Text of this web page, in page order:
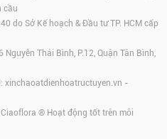
cầu
do Sở Kế hoạch & Đầu tư TP. HCM cấp
Thái Bình, P.12, Quận Tân Bình,
xinchaoatdienhoatructuyen.vn -
® Hoạt động tốt trên môi